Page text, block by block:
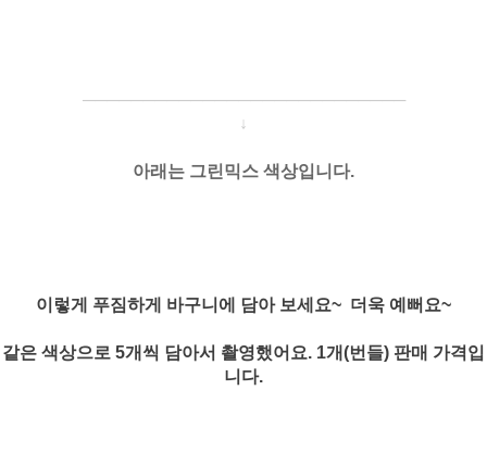
───────────────────────────
↓
아래는 그린믹스 색상입니다.
이렇게 푸짐하게 바구니에 담아 보세요~ 더욱 예뻐요~
같은 색상으로 5개씩 담아서 촬영했어요. 1개(번들) 판매 가격입
니다.